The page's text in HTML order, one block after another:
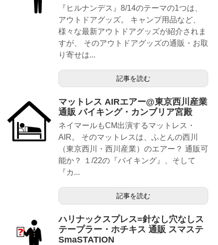
『ヒルナンデス』8/14のテーマの1つは、
アウトドアグッズ。 キャンプ用品など、
様々な最新アウトドアグッズが紹介されま
すが、 そのアウトドアグッズの通販・お取
り寄せは...
記事を読む
マットレス AIRエアー@東京西川産業
通販 バイキング・カンブリア宮殿
ネイマールもCM出演するマットレス・
AIR。 そのマットレスは、ふとんの西川
（東京西川・西川産業）のエアー？ 通販可
能か？ １/22の『バイキング』、そして
『カ...
記事を読む
ハリナックスプレス=針なし穴なしス
テープラー・ホチキス 通販 スマステ
SmaSTATION